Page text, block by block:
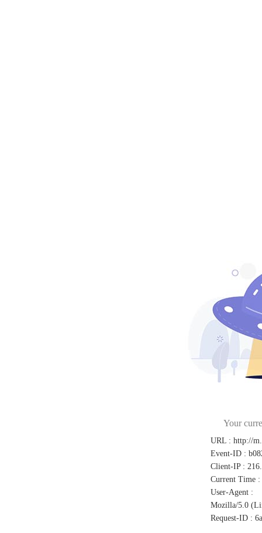
Your
URL : http://
Event-ID :
Client-IP :
Current Time :
User-Agent :
Mozilla/5.0
Request-ID :